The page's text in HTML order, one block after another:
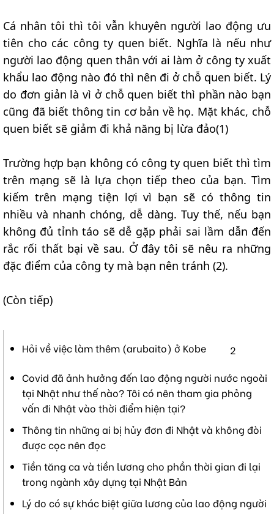
Cá nhân tôi thì tôi vẫn khuyên người lao động ưu
tiên cho các công ty quen biết. Nghĩa là nếu như
người lao động quen thân với ai làm ở công ty xuất
khẩu lao động nào đó thì nên đi ở chỗ quen biết. Lý
do đơn giản là vì ở chỗ quen biết thì phần nào bạn
cũng đã biết thông tin cơ bản về họ. Mặt khác, chỗ
quen biết sẽ giảm đi khả năng bị lừa đảo(1)
Trường hợp bạn không có công ty quen biết thì tìm
trên mạng sẽ là lựa chọn tiếp theo của bạn. Tìm
kiếm trên mạng tiện lợi vì bạn sẽ có thông tin
nhiều và nhanh chóng, dễ dàng. Tuy thế, nếu bạn
không đủ tỉnh táo sẽ dễ gặp phải sai lầm dẫn đến
rắc rối thất bại về sau. Ở đây tôi sẽ nêu ra những
đặc điểm của công ty mà bạn nên tránh (2).
(Còn tiếp)
Hỏi về việc làm thêm (arubaito) ở Kobe
2
Covid đã ảnh hưởng đến lao động người nước ngoài
tại Nhật như thế nào? Tôi có nên tham gia phỏng
vấn đi Nhật vào thời điểm hiện tại?
Thông tin những ai bị hủy đơn đi Nhật và không đòi
được cọc nên đọc
Tiền tăng ca và tiền lương cho phần thời gian đi lại
trong ngành xây dựng tại Nhật Bản
Lý do có sự khác biệt giữa lương của lao động người